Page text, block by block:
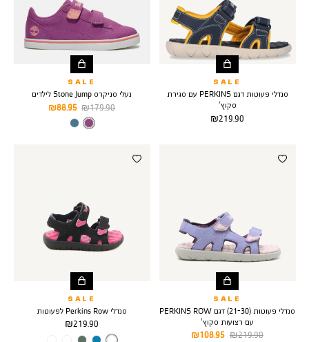
SALE
סנדלי פעוטות דגם PERKINS עם סגירת
סקוץ’
מחיר
219.90 ₪
SALE
נעלי סניקרס Stone Jump לילדים
מחיר
מוצר
88.95 ₪
מחיר
179.90 ₪
צבע
BRIGHT
SALE
סנדלי פעוטות (21-30) דגם PERKINS ROW
עם רצועות סקוץ’
מחיר
108.95 ₪
מחיר
219.90 ₪
SALE
סנדלי Perkins Row לפעוטות
מחיר
מוצר
219.90 ₪
צבע
BLACK